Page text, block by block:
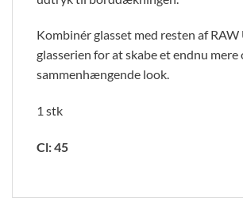
Kombinér glasset med resten af
glasserien for at skabe et endnu mere
sammenhængende look.
1 stk
Cl: 45